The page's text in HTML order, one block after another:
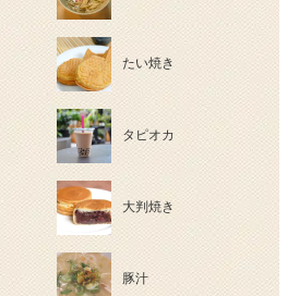
たい焼き
タピオカ
大判焼き
豚汁